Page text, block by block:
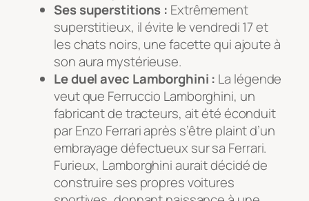
Ses superstitions : Extrêmement
superstitieux, il évite le vendredi 17 et
les chats noirs, une facette qui ajoute à
son aura mystérieuse.
Le duel avec Lamborghini : La légende
veut que Ferruccio Lamborghini, un
fabricant de tracteurs, ait été éconduit
par Enzo Ferrari après s’être plaint d’un
embrayage défectueux sur sa Ferrari.
Furieux, Lamborghini aurait décidé de
construire ses propres voitures